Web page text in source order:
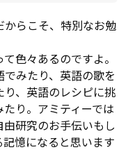
らこそ、特別なお勉
色々あるのですよ。
みたり、英語の歌を
、英語のレシピに挑
り。アミティーでは
研究のお手伝いもし
憶になると思います